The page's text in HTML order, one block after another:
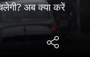
अब क्या करें